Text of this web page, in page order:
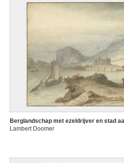
Berglandschap met ezeldrijver en stad
Lambert Doomer